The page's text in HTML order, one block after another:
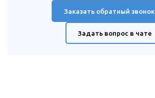
Заказать обратный звонок
Задать вопрос в чате